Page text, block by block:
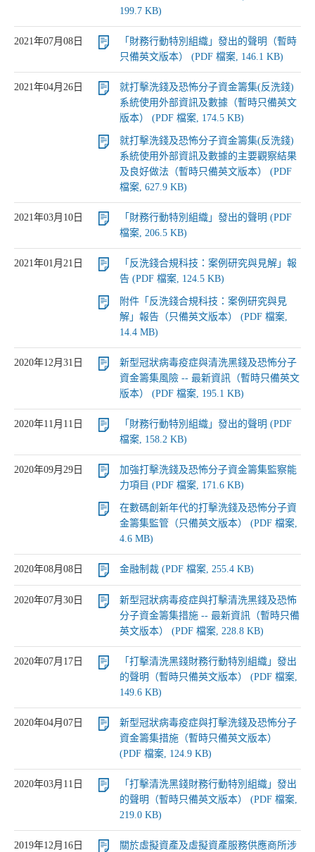
199.7 KB)
2021年07月08日
「財務行動特別組織」發出的聲明（暫時
只備英文版本） (PDF 檔案, 146.1 KB)
2021年04月26日
就打擊洗錢及恐怖分子資金籌集(反洗錢)
系統使用外部資訊及數據（暫時只備英文
版本） (PDF 檔案, 174.5 KB)
就打擊洗錢及恐怖分子資金籌集(反洗錢)
系統使用外部資訊及數據的主要觀察結果
及良好做法（暫時只備英文版本） (PDF
檔案, 627.9 KB)
2021年03月10日
「財務行動特別組織」發出的聲明 (PDF
檔案, 206.5 KB)
2021年01月21日
「反洗錢合規科技：案例研究與見解」報
告 (PDF 檔案, 124.5 KB)
附件「反洗錢合規科技：案例研究與見
解」報告（只備英文版本） (PDF 檔案,
14.4 MB)
2020年12月31日
新型冠狀病毒疫症與清洗黑錢及恐怖分子
資金籌集風險 -- 最新資訊（暫時只備英文
版本） (PDF 檔案, 195.1 KB)
2020年11月11日
「財務行動特別組織」發出的聲明 (PDF
檔案, 158.2 KB)
2020年09月29日
加強打擊洗錢及恐怖分子資金籌集監察能
力項目 (PDF 檔案, 171.6 KB)
在數碼創新年代的打擊洗錢及恐怖分子資
金籌集監管（只備英文版本） (PDF 檔案,
4.6 MB)
2020年08月08日 金融制裁 (PDF 檔案, 255.4 KB)
2020年07月30日
新型冠狀病毒疫症與打擊清洗黑錢及恐怖
分子資金籌集措施 -- 最新資訊（暫時只備
英文版本） (PDF 檔案, 228.8 KB)
2020年07月17日
「打擊清洗黑錢財務行動特別組織」發出
的聲明（暫時只備英文版本） (PDF 檔案,
149.6 KB)
2020年04月07日
新型冠狀病毒疫症與打擊洗錢及恐怖分子
資金籌集措施（暫時只備英文版本）
(PDF 檔案, 124.9 KB)
2020年03月11日
「打擊清洗黑錢財務行動特別組織」發出
的聲明（暫時只備英文版本） (PDF 檔案,
219.0 KB)
2019年12月16日
關於虛擬資產及虛擬資產服務供應商所涉